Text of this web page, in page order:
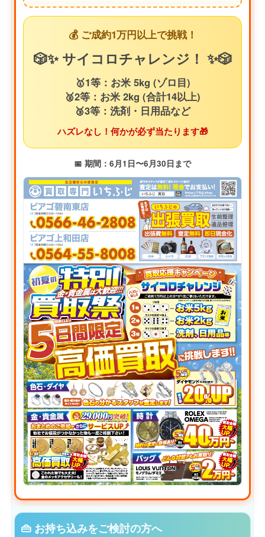
💰 ご成約1万円以上で挑戦！
🎲✨ サイコロチャレンジ！ ✨🎲
🥇1等：お米 5kg (ゾロ目)
🥈2等：お米 2kg (合計14以上)
🥉3等：洗剤・日用品など
ハズレなし！何かが必ず当たります🎁
📅 期間：6月1日〜6月30日まで
👜 お持ち込みをご検討の方へ